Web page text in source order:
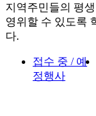
지역주민들의 평
영위할 수 있도록
다.
접수 중 / 예
정행사